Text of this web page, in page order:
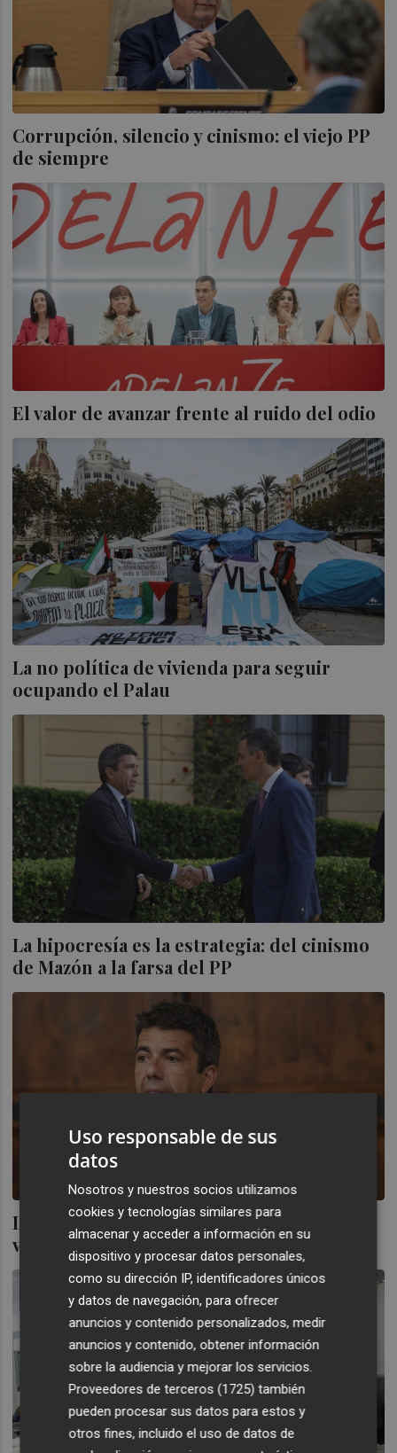
Corrupción, silencio y cinismo: el viejo PP
de siempre
El valor de avanzar frente al ruido del odio
La no política de vivienda para seguir
ocupando el Palau
La hipocresía es la estrategia: del cinismo
de Mazón a la farsa del PP
La soberbia de Mazón, más dolor para las
víctimas
Uso responsable de sus
datos
Nosotros y nuestros socios utilizamos
cookies y tecnologías similares para
almacenar y acceder a información en su
dispositivo y procesar datos personales,
como su dirección IP, identificadores únicos
y datos de navegación, para ofrecer
anuncios y contenido personalizados, medir
anuncios y contenido, obtener información
sobre la audiencia y mejorar los servicios.
Proveedores de terceros (1725) también
pueden procesar sus datos para estos y
otros fines, incluido el uso de datos de